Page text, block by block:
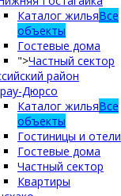
Каталог жильяВсе
объекты
Гостевые дома
">Частный сектор
район
Дюрсо
Каталог жильяВсе
объекты
Гостиницы и отели
Гостевые дома
Частный сектор
Квартиры